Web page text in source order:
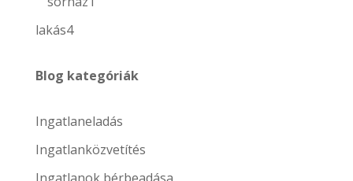
lakás44
Blog kategóriák
Ingatlaneladás
Ingatlanközvetítés